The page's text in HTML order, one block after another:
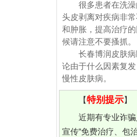
很多患者在洗
头皮剥离对疾病非
和肿胀，提高治疗
候请注意不要搔抓。
长春博润皮肤
论由于什么因素复
慢性皮肤病。
【特别提示】
近期有专业诈
宣传“免费治疗、包